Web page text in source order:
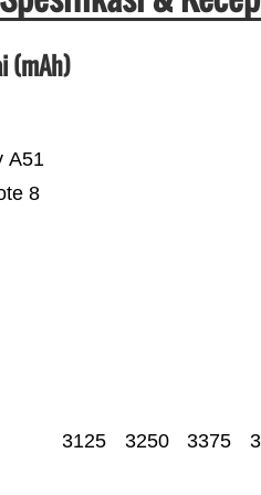
(mAh)
8
A51
3125 3250 3375